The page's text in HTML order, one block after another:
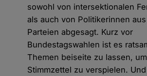
sowohl von intersektionalen
als auch von Politikerinnen
Parteien abgesagt. Kurz vor
Bundestagswahlen ist es
Themen beiseite zu lassen,
Stimmzettel zu verspielen.